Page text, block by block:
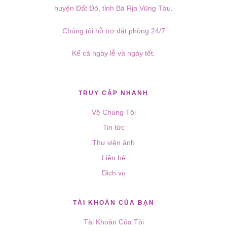
huyện Đất Đỏ, tỉnh Bà Rịa Vũng Tàu.
Chúng tôi hỗ trợ đặt phòng 24/7
Kể cả ngày lễ và ngày tết.
TRUY CẬP NHANH
Về Chúng Tôi
Tin tức
Thư viện ảnh
Liên hệ
Dịch vụ
TÀI KHOẢN CỦA BẠN
Tài Khoản Của Tôi